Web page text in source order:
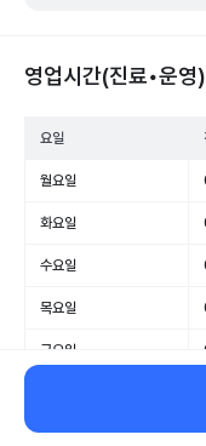
영업시간(진료•운영)
요일
월요일
화요일
수요일
목요일
금요일
일요일